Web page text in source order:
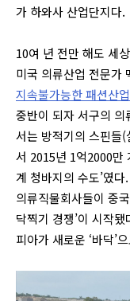
가 하와사 산업단지다.
10여 년 전만 해도 세
미국 의류산업 전문가
지속불가능한 패션산
중반이 되자 서구의
서는 방적기의 스핀들
서 2015년 1억2000만
계 청바지의 수도’였
의류직물회사들이 중
닥찍기 경쟁’이 시작
피아가 새로운 ‘바닥’